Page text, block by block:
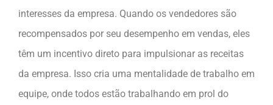
interesses da empresa. Quando os vendedores são
recompensados ​​por seu desempenho em vendas, eles
têm um incentivo direto para impulsionar as receitas
da empresa. Isso cria uma mentalidade de trabalho em
equipe, onde todos estão trabalhando em prol do